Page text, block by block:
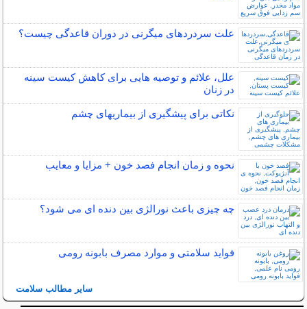
علت سردردهای میگرنی در دوران قاعدگی چیست؟
علل، علائم و توصیه هایی برای کاهش کیست سینه
در زنان
نکاتی برای پیشگیری از بیماریهای چشم
نحوه و زمان انجام فصد خون + مزایا و معایب
چه چیزی باعث نورالژی بین دنده ای می شود؟
فواید سلامتی و موارد مصرف بابونه رومی
سایر مطالب سلامت